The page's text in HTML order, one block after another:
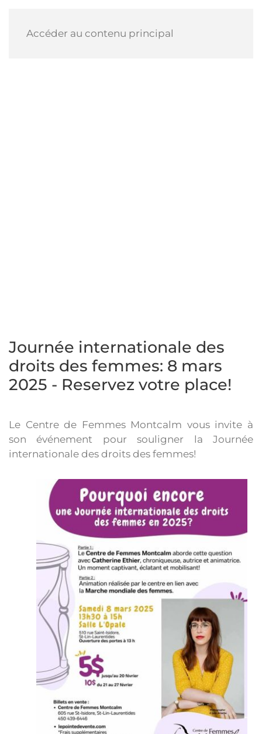
Accéder au contenu principal
Journée internationale des
droits des femmes: 8 mars
2025 - Reservez votre place!
Le Centre de Femmes Montcalm vous invite à
son événement pour souligner la Journée
internationale des droits des femmes!